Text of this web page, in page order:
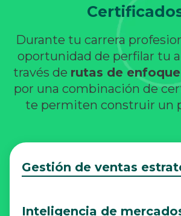
Durante tu carrera
oportunidad de perfilar tu
través de rutas de enfoque
por una combinación de
te permiten construir un
Gestión de ventas
Inteligencia de